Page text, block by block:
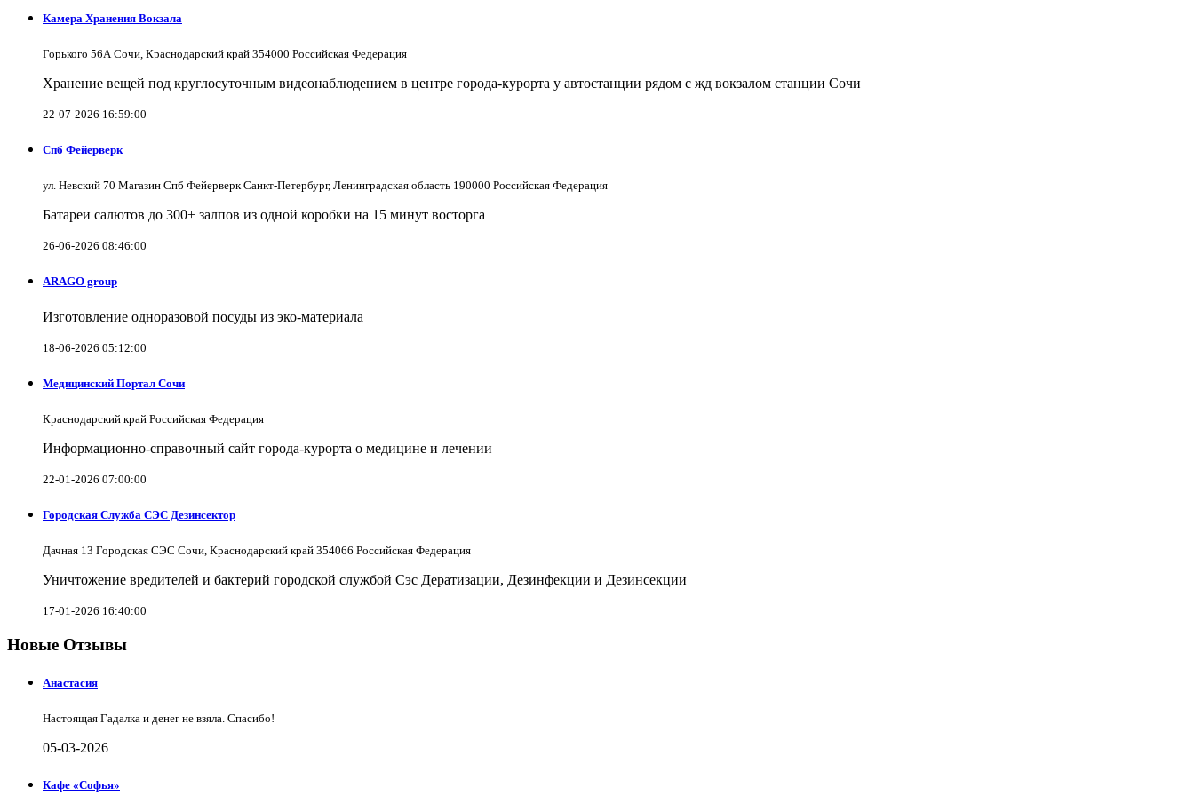
Камера Хранения Вокзала
Горького 56А Сочи, Краснодарский край 354000 Российская Федерация
Хранение вещей под круглосуточным видеонаблюдением в центре города-курорта у автостанции рядом с жд вокзалом станции Сочи
22-07-2026 16:59:00
Спб Фейерверк
ул. Невский 70 Магазин Спб Фейерверк Санкт-Петербург, Ленинградская область 190000 Российская Федерация
Батареи салютов до 300+ залпов из одной коробки на 15 минут восторга
26-06-2026 08:46:00
ARAGO group
Изготовление одноразовой посуды из эко-материала
18-06-2026 05:12:00
Медицинский Портал Сочи
Краснодарский край Российская Федерация
Информационно-справочный сайт города-курорта о медицине и лечении
22-01-2026 07:00:00
Городская Служба СЭС Дезинсектор
Дачная 13 Городская СЭС Сочи, Краснодарский край 354066 Российская Федерация
Уничтожение вредителей и бактерий городской службой Сэс Дератизации, Дезинфекции и Дезинсекции
17-01-2026 16:40:00
Новые Отзывы
Анастасия
Настоящая Гадалка и денег не взяла. Спасибо!
05-03-2026
Кафе «Софья»